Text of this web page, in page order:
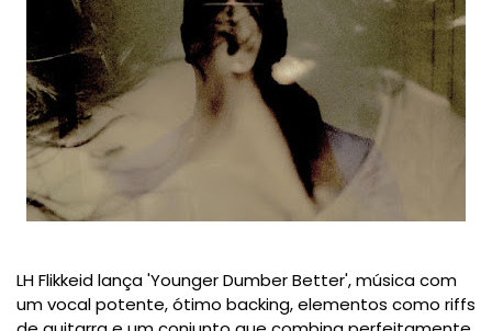
LH Flikkeid lança 'Younger Dumber Better', música com
um vocal potente, ótimo backing, elementos como riffs